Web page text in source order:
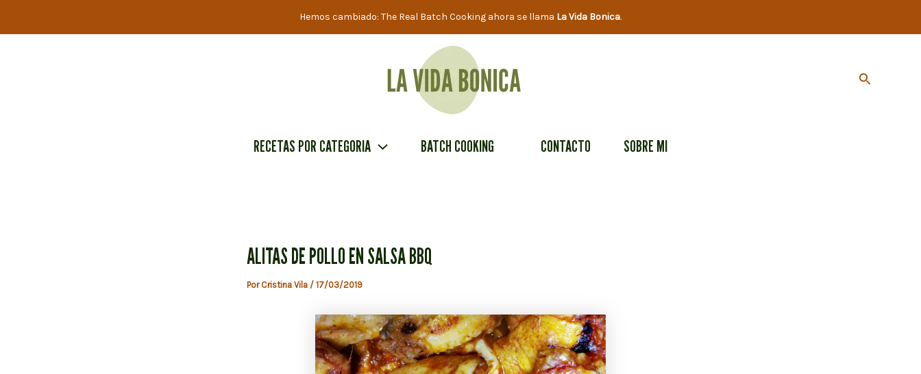
Hemos cambiado: The Real Batch Cooking ahora se llama La Vida Bonica.
Buscar
RECETAS POR CATEGORIA BATCH COOKING CONTACTO SOBRE MI
ALITAS DE POLLO EN SALSA BBQ
Por Cristina Vila / 17/03/2019